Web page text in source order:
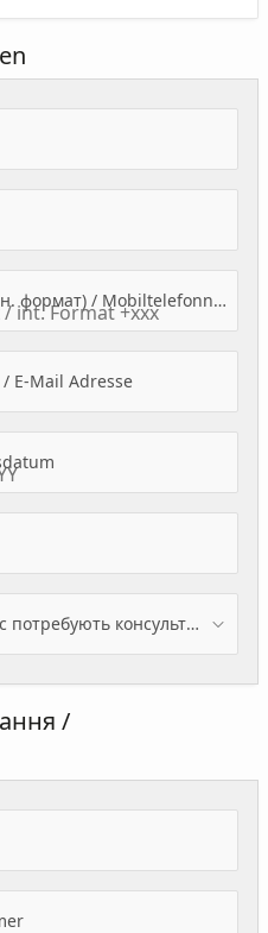
Required)
Міжнародний формат (Міжн. формат) / Mobiltelefonnummer
E-Mail Adresse(Value Required)
Скільки членів сім’ї крім Вас потребують консультації? / Wieviele Familienmitglieder brauchen Beratung - zusätzlich zu Ihnen?
/